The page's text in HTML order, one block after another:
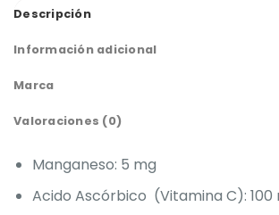
Descripción
Información adicional
Marca
Valoraciones (0)
Manganeso: 5 mg
Acido Ascórbico (Vitamina C): 100